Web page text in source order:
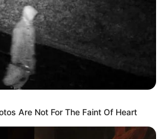
yüksək vəzifəyə təyin
0
Are Not For The Faint Of Heart